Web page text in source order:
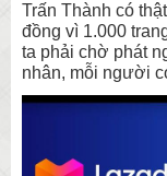
Trấn Thành có
đồng vì 1.000
ta phải chờ phát
nhân, mỗi người